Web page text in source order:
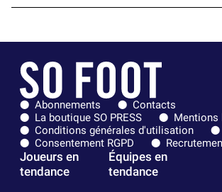
Abonnements
Contacts
La boutique SO PRESS
Mentions
Conditions générales d'utilisation
Consentement RGPD
Joueurs en
tendance
Équipes en
tendance